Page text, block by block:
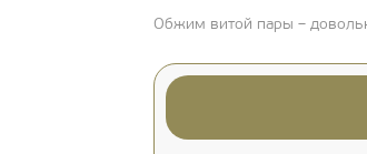
Обжим витой пары –